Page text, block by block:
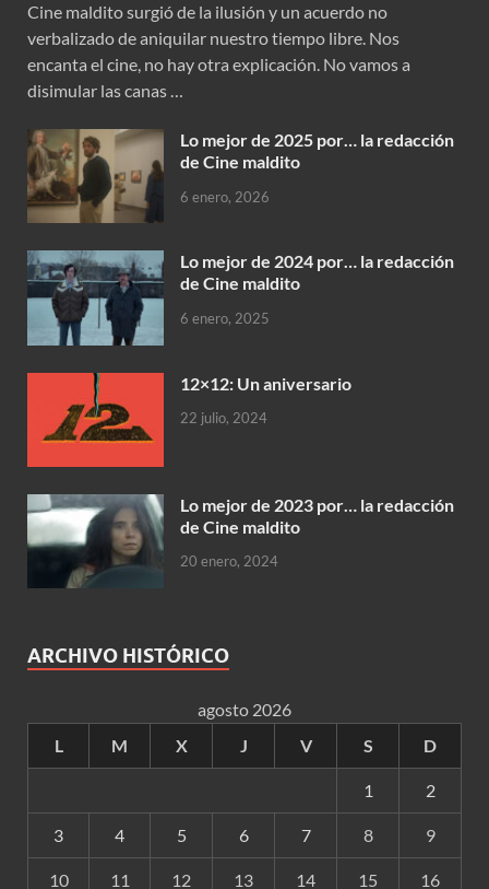
Cine maldito surgió de la ilusión y un acuerdo no
verbalizado de aniquilar nuestro tiempo libre. Nos
encanta el cine, no hay otra explicación. No vamos a
disimular las canas …
Lo mejor de 2025 por… la redacción
de Cine maldito
6 enero, 2026
Lo mejor de 2024 por… la redacción
de Cine maldito
6 enero, 2025
12×12: Un aniversario
22 julio, 2024
Lo mejor de 2023 por… la redacción
de Cine maldito
20 enero, 2024
ARCHIVO HISTÓRICO
agosto 2026
L
M X J V S D
1 2
3 4 5 6 7 8 9
10 11 12 13 14 15 16